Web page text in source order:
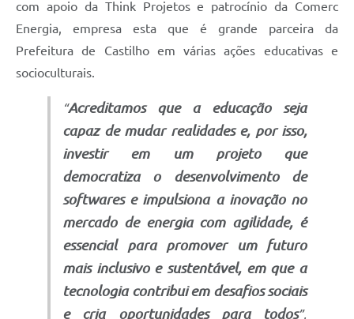
com apoio da Think Projetos e patrocínio da Comerc
Energia, empresa esta que é grande parceira da
Prefeitura de Castilho em várias ações educativas e
socioculturais.
“Acreditamos que a educação seja
capaz de mudar realidades e, por isso,
investir em um projeto que
democratiza o desenvolvimento de
softwares e impulsiona a inovação no
mercado de energia com agilidade, é
essencial para promover um futuro
mais inclusivo e sustentável, em que a
tecnologia contribui em desafios sociais
e cria oportunidades para todos”,